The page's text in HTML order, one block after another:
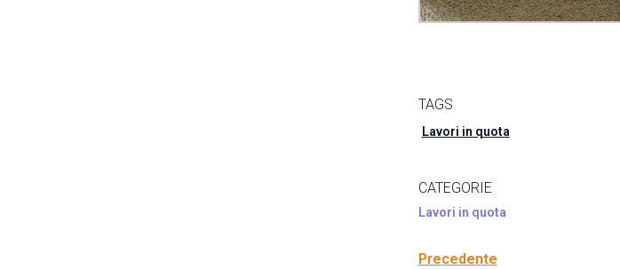
TAGS
Lavori in quota
CATEGORIE
Lavori in quota
Precedente